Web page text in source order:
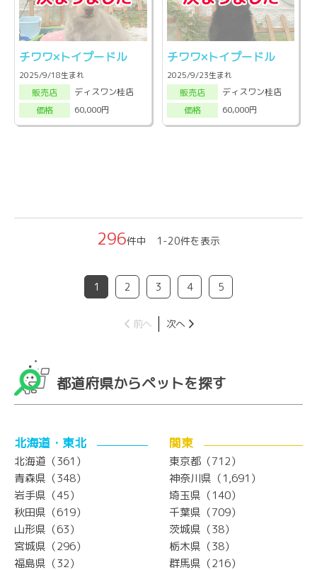
チワワ×トイプードル
2025/9/18生まれ
販売店
ディスワン桂店
価格
60,000円
チワワ×トイプードル
2025/9/23生まれ
販売店
ディスワン桂店
価格
60,000円
296件中 1-20件を表示
1 2 3 4 5
前へ 次へ
都道府県からペットを探す
北海道・東北
北海道（361）
青森県（348）
岩手県（45）
秋田県（619）
山形県（63）
宮城県（296）
福島県（32）
関東
東京都（712）
神奈川県（1,691）
埼玉県（140）
千葉県（709）
茨城県（38）
栃木県（38）
群馬県（216）